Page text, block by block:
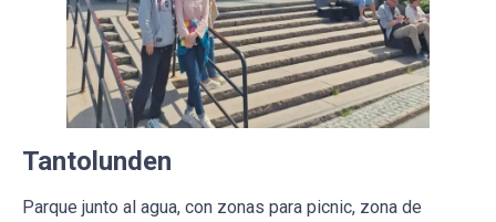
Tantolunden
Parque junto al agua, con zonas para picnic, zona de